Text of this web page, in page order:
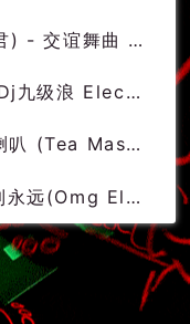
中四、襟上岬(邓丽君) - 交谊舞曲 交谊舞 交谊舞曲大全
周杰伦 - 等你下课(Dj九级浪 Electro Rmx 2022) - 中文Remix 中文CLUB 华语Remix
145 - 罗百吉 - 吹喇叭 (Tea Mashup Edit) 7A - 精选电音、国潮中文
顾建华 - 爱你今生到永远(Omg Electro Rmx 2022) - 中文Remix 中文CLUB 华语Remix